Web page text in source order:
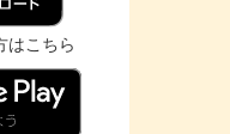
はこちら